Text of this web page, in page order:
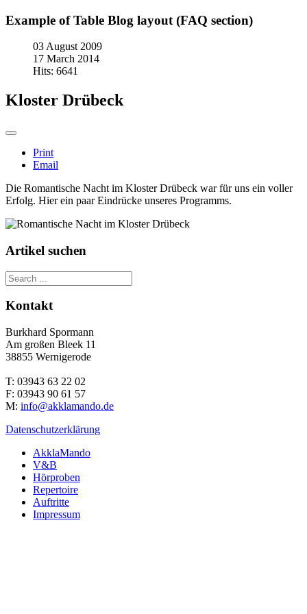
Example of Table Blog layout (FAQ section)
03 August 2009
17 March 2014
Hits: 6641
Kloster Drübeck
Print
Email
Die Romantische Nacht im Kloster Drübeck war für uns ein voller
Erfolg. Hier ein paar Eindrücke unseres Programms.
Artikel suchen
Kontakt
Burkhard Spormann
Am großen Bleek 11
38855 Wernigerode
T: 03943 63 22 02
F: 03943 90 61 57
M: info@akklamando.de
Datenschutzerklärung
AkklaMando
V&B
Hörproben
Repertoire
Auftritte
Impressum